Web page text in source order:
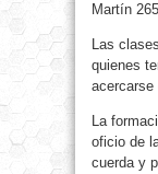
Martín
Las
quienes
acercarse
La
oficio de
cuerda y